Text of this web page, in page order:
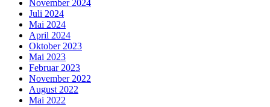
November 2024
Juli 2024
Mai 2024
April 2024
Oktober 2023
Mai 2023
Februar 2023
November 2022
August 2022
Mai 2022